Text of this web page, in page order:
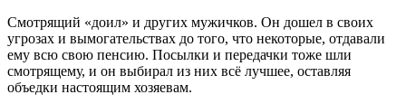
Смотрящий «доил» и других мужичков. Он дошел в своих
угрозах и вымогательствах до того, что некоторые, отдавали
ему всю свою пенсию. Посылки и передачки тоже шли
смотрящему, и он выбирал из них всё лучшее, оставляя
объедки настоящим хозяевам.